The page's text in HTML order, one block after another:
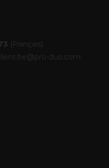
(Français)
duo.com